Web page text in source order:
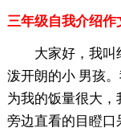
三年级自我介绍作
大家好，我
泼开朗的小 男孩
为我的饭量很大
旁边直看的目瞪口